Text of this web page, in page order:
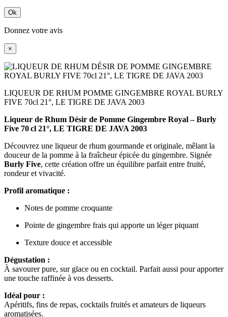
Ok
Donnez votre avis
×
LIQUEUR DE RHUM POMME GINGEMBRE ROYAL BURLY
FIVE 70cl 21°, LE TIGRE DE JAVA 2003
Liqueur de Rhum Désir de Pomme Gingembre Royal – Burly
Five 70 cl 21°, LE TIGRE DE JAVA 2003
Découvrez une liqueur de rhum gourmande et originale, mêlant la
douceur de la pomme à la fraîcheur épicée du gingembre. Signée
Burly Five, cette création offre un équilibre parfait entre fruité,
rondeur et vivacité.
Profil aromatique :
Notes de pomme croquante
Pointe de gingembre frais qui apporte un léger piquant
Texture douce et accessible
Dégustation :
À savourer pure, sur glace ou en cocktail. Parfait aussi pour apporter
une touche raffinée à vos desserts.
Idéal pour :
Apéritifs, fins de repas, cocktails fruités et amateurs de liqueurs
aromatisées.